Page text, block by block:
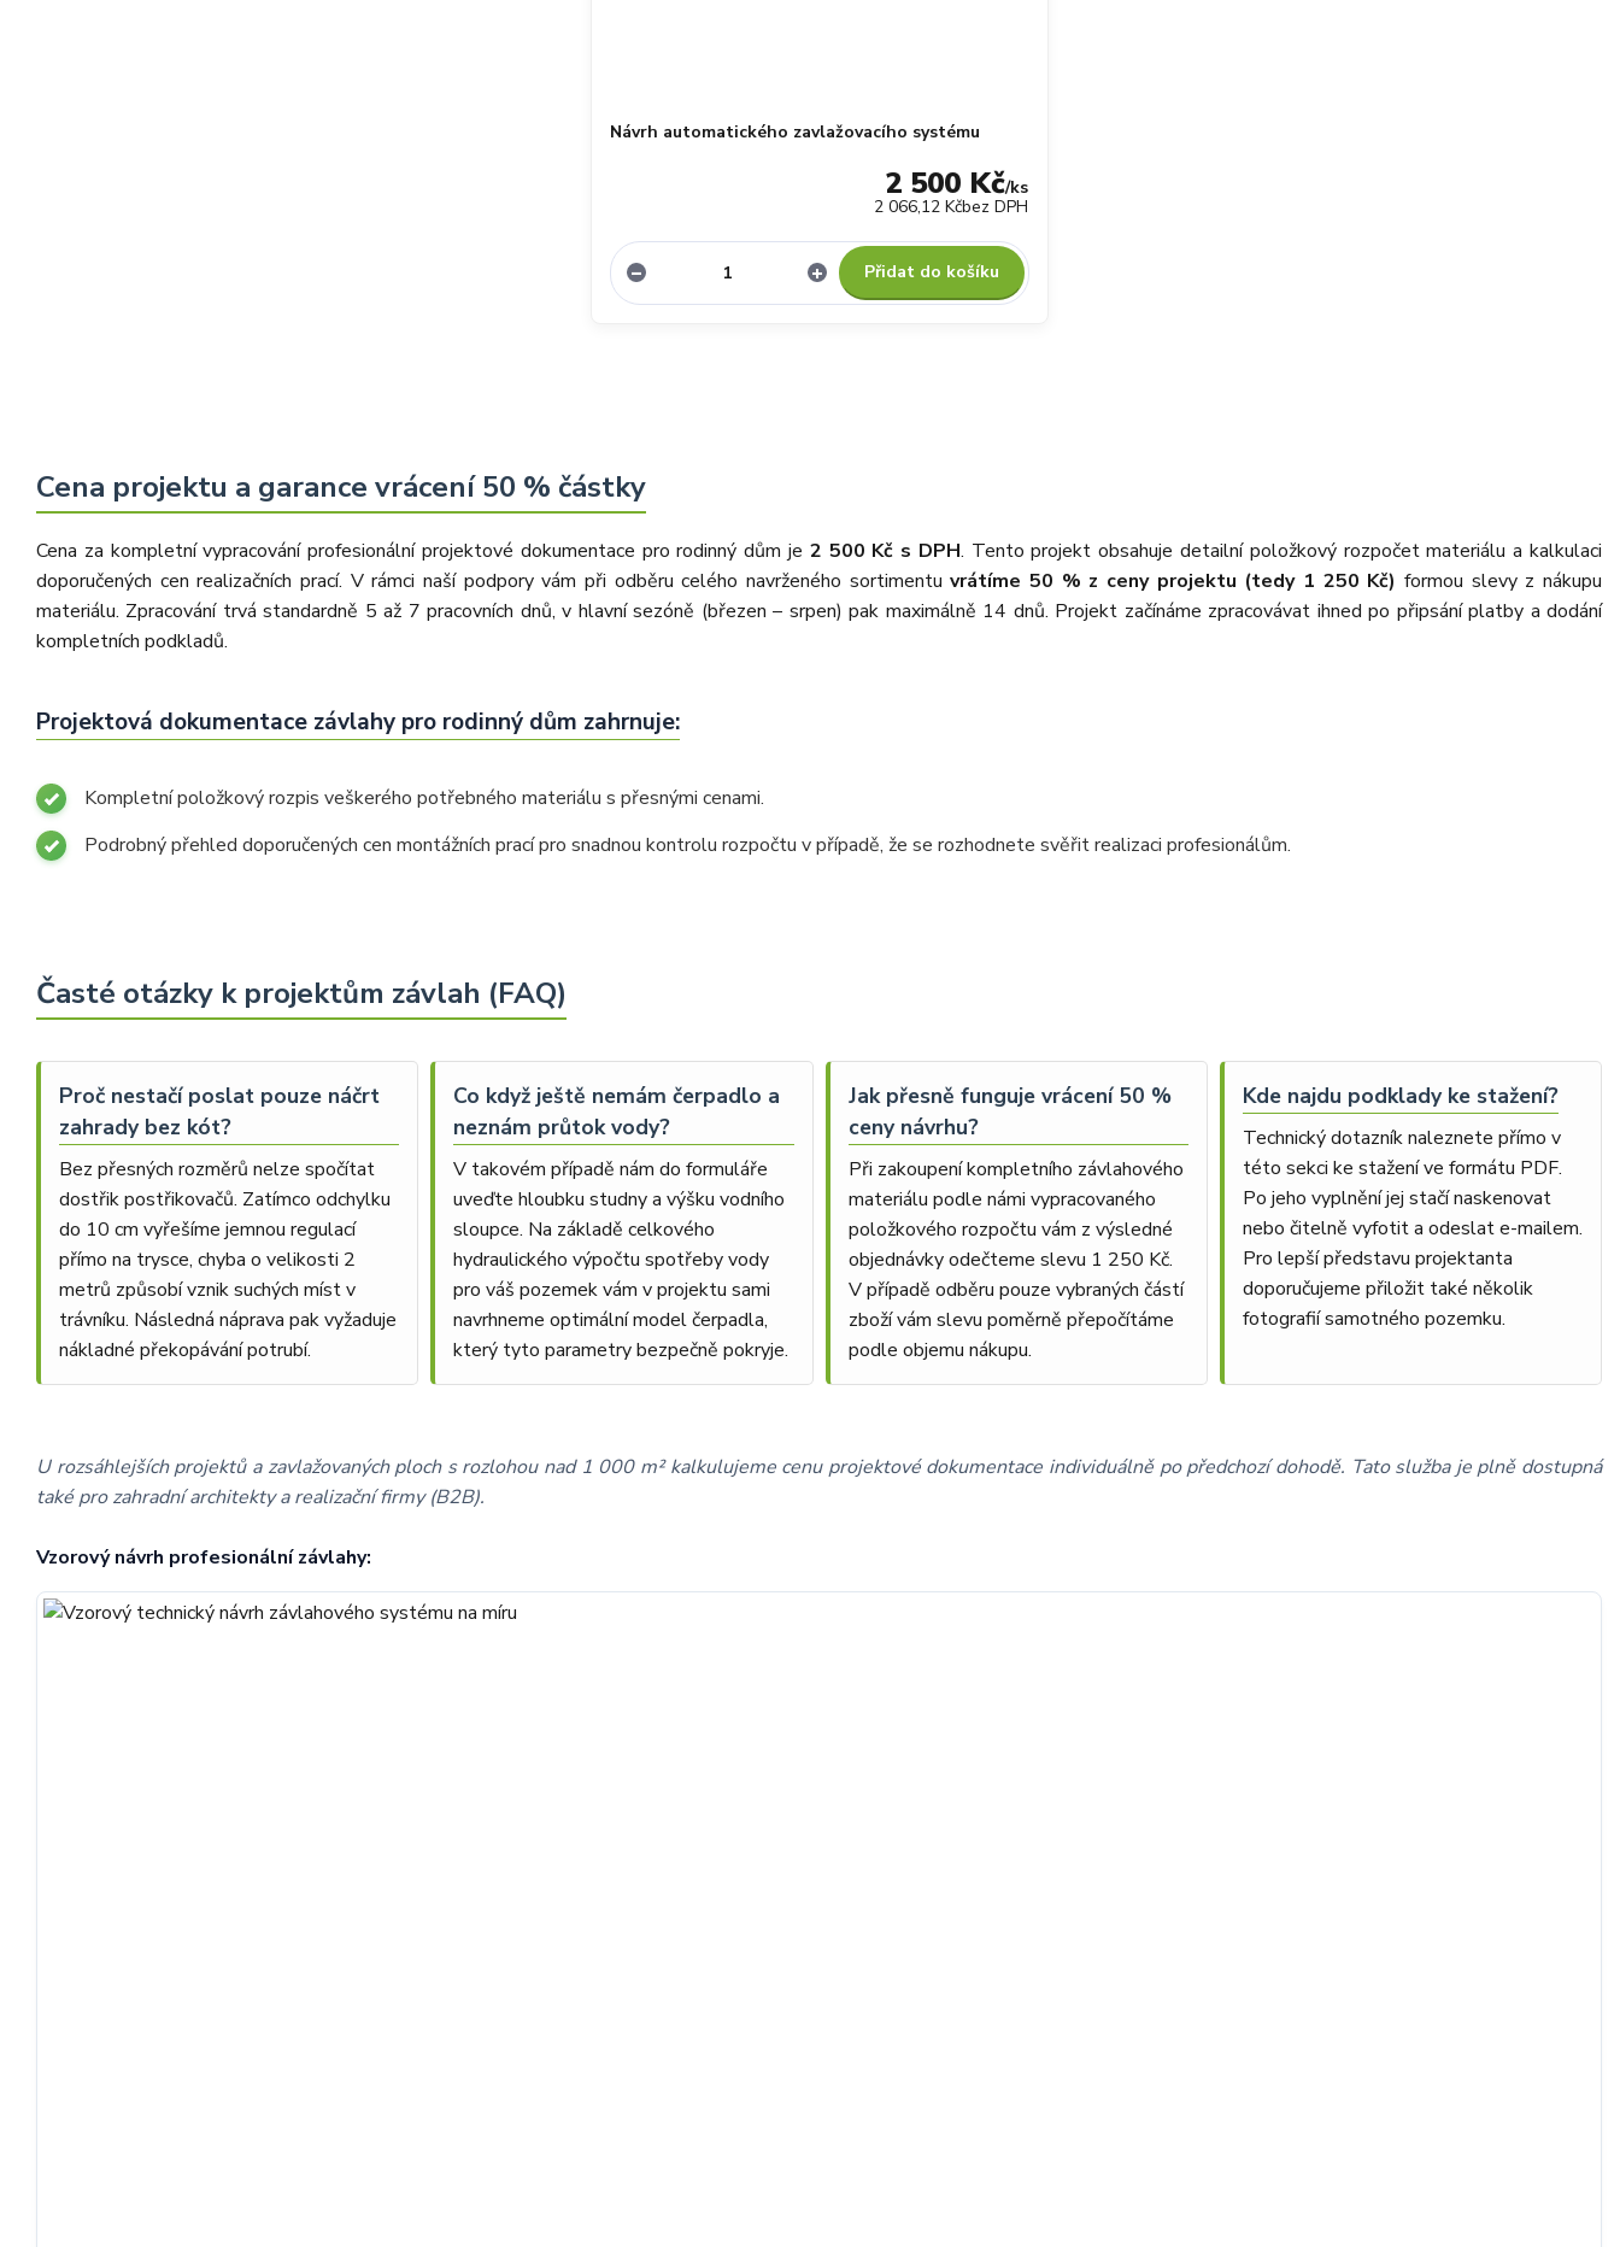
Návrh automatického zavlažovacího systému
2 500 Kč/ks
2 066,12 Kčbez DPH
Přidat do košíku
Cena projektu a garance vrácení 50 % částky
Cena za kompletní vypracování profesionální projektové dokumentace pro rodinný dům je 2 500 Kč s DPH. Tento projekt obsahuje detailní položkový rozpočet materiálu a kalkulaci
doporučených cen realizačních prací. V rámci naší podpory vám při odběru celého navrženého sortimentuvrátíme 50 % z ceny projektu (tedy 1 250 Kč) formou slevy z nákupu
materiálu. Zpracování trvá standardně 5 až 7 pracovních dnů, v hlavní sezóně (březen – srpen) pak maximálně 14 dnů. Projekt začínáme zpracovávat ihned po připsání platby a dodání
kompletních podkladů.
Projektová dokumentace závlahy pro rodinný dům zahrnuje:
Kompletní položkový rozpis veškerého potřebného materiálu s přesnými cenami.
Podrobný přehled doporučených cen montážních prací pro snadnou kontrolu rozpočtu v případě, že se rozhodnete svěřit realizaci profesionálům.
Časté otázky k projektům závlah (FAQ)
Proč nestačí poslat pouze náčrt
zahrady bez kót?
Bez přesných rozměrů nelze spočítat
dostřik postřikovačů. Zatímco odchylku
do 10 cm vyřešíme jemnou regulací
přímo na trysce, chyba o velikosti 2
metrů způsobí vznik suchých míst v
trávníku. Následná náprava pak vyžaduje
nákladné překopávání potrubí.
Co když ještě nemám čerpadlo a
neznám průtok vody?
V takovém případě nám do formuláře
uveďte hloubku studny a výšku vodního
sloupce. Na základě celkového
hydraulického výpočtu spotřeby vody
pro váš pozemek vám v projektu sami
navrhneme optimální model čerpadla,
který tyto parametry bezpečně pokryje.
Jak přesně funguje vrácení 50 %
ceny návrhu?
Při zakoupení kompletního závlahového
materiálu podle námi vypracovaného
položkového rozpočtu vám z výsledné
objednávky odečteme slevu 1 250 Kč.
V případě odběru pouze vybraných částí
zboží vám slevu poměrně přepočítáme
podle objemu nákupu.
Kde najdu podklady ke stažení?
Technický dotazník naleznete přímo v
této sekci ke stažení ve formátu PDF.
Po jeho vyplnění jej stačí naskenovat
nebo čitelně vyfotit a odeslat e-mailem.
Pro lepší představu projektanta
doporučujeme přiložit také několik
fotografií samotného pozemku.
U rozsáhlejších projektů a zavlažovaných ploch s rozlohou nad 1 000 m² kalkulujeme cenu projektové dokumentace individuálně po předchozí dohodě. Tato služba je plně dostupná
také pro zahradní architekty a realizační firmy (B2B).
Vzorový návrh profesionální závlahy: